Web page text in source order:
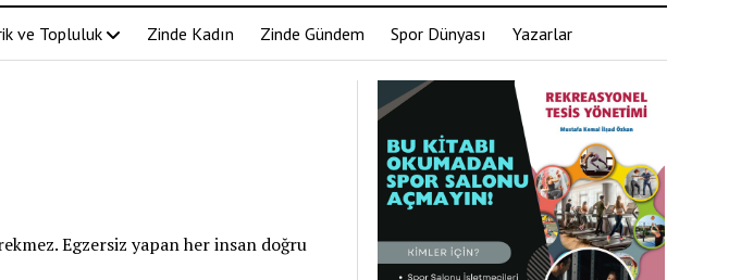
ve Topluluk Zinde Kadın Zinde Gündem Spor Dünyası Yazarlar
Egzersiz yapan her insan doğru